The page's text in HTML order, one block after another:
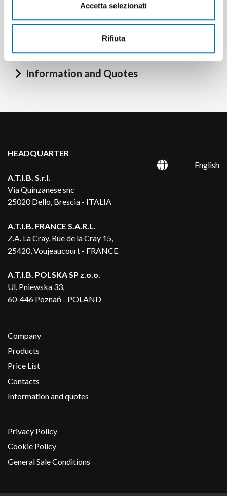
Accetta selezionati
Rifiuta
HELP IN CHOOSING THE RIGHT
ATTACHMENT
Do you know which attachment best suits
your needs?
Information and Quotes
HEADQUARTER
English
A.T.I.B. S.r.l.
Via Quinzanese snc
25020 Dello, Brescia - ITALIA
A.T.I.B. FRANCE S.A.R.L.
Z.A. La Cray, Rue de la Cray 15,
25420, Voujeaucourt - FRANCE
A.T.I.B. POLSKA SP z.o.o.
Ul. Pniewska 33,
60-446 Poznań - POLAND
Company
Products
Price List
Contacts
Information and quotes
Privacy Policy
Cookie Policy
General Sale Conditions